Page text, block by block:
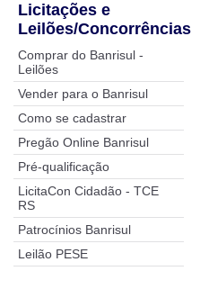
Licitações e
Leilões/Concorrências
Comprar do Banrisul -
Leilões
Vender para o Banrisul
Como se cadastrar
Pregão Online Banrisul
Pré-qualificação
LicitaCon Cidadão - TCE
RS
Patrocínios Banrisul
Leilão PESE